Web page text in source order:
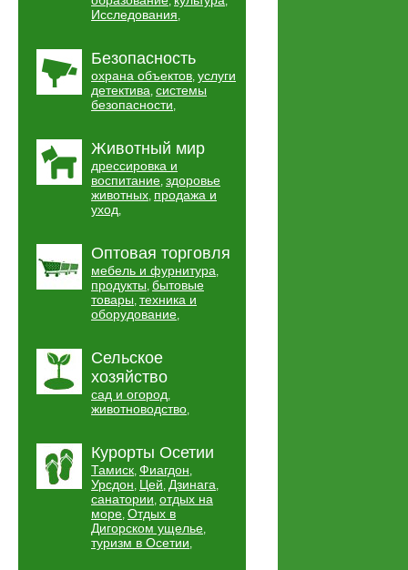
Исследования,
Безопасность
охрана объектов, услуги
детектива, системы
безопасности,
Животный мир
дрессировка и
воспитание, здоровье
животных, продажа и
уход,
Оптовая торговля
мебель и фурнитура,
продукты, бытовые
товары, техника и
оборудование,
Сельское
хозяйство
сад и огород,
животноводство,
Курорты Осетии
Тамиск, Фиагдон,
Урсдон, Цей, Дзинага,
санатории, отдых на
море, Отдых в
Дигорском ущелье,
туризм в Осетии,